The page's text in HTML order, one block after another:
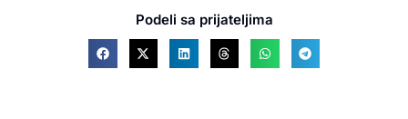
Podeli sa prijateljima